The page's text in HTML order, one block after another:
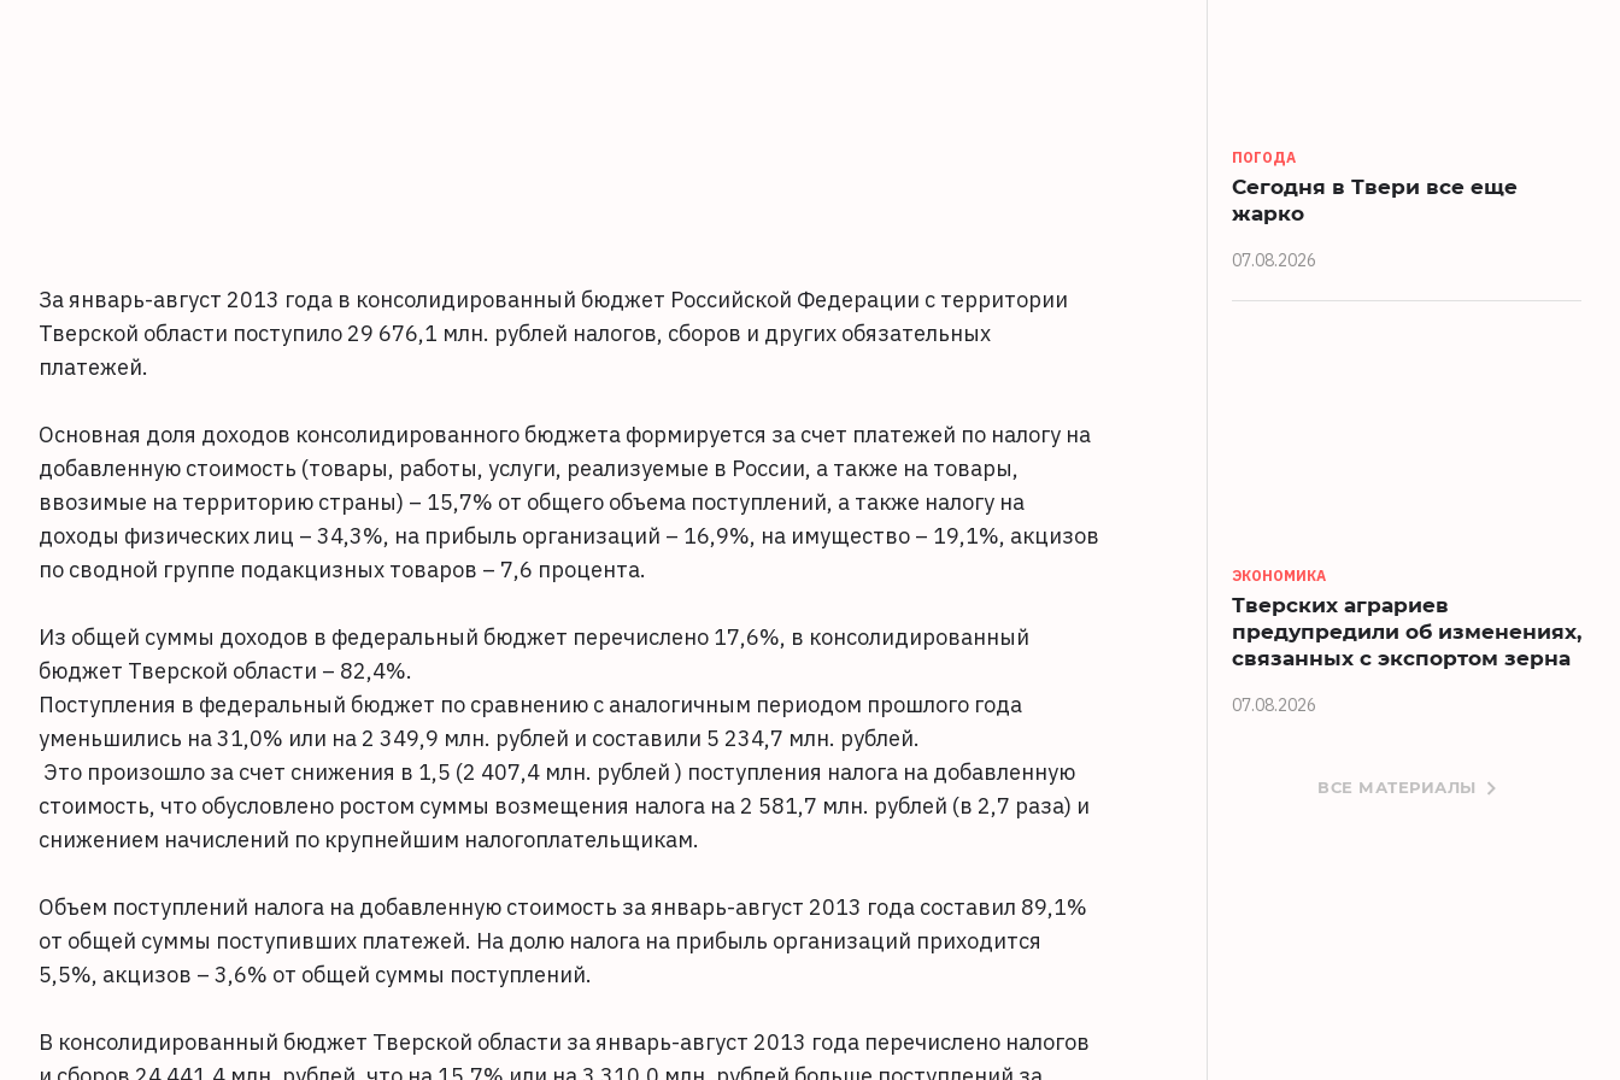
За январь-август 2013 года в консолидированный бюджет Российской Федерации с территории
Тверской области поступило 29 676,1 млн. рублей налогов, сборов и других обязательных
платежей.
Основная доля доходов консолидированного бюджета формируется за счет платежей по налогу на
добавленную стоимость (товары, работы, услуги, реализуемые в России, а также на товары,
ввозимые на территорию страны) – 15,7% от общего объема поступлений, а также налогу на
доходы физических лиц – 34,3%, на прибыль организаций – 16,9%, на имущество – 19,1%, акцизов
по сводной группе подакцизных товаров – 7,6 процента.
Из общей суммы доходов в федеральный бюджет перечислено 17,6%, в консолидированный
бюджет Тверской области – 82,4%.
Поступления в федеральный бюджет по сравнению с аналогичным периодом прошлого года
уменьшились на 31,0% или на 2 349,9 млн. рублей и составили 5 234,7 млн. рублей.
Это произошло за счет снижения в 1,5 (2 407,4 млн. рублей ) поступления налога на добавленную
стоимость, что обусловлено ростом суммы возмещения налога на 2 581,7 млн. рублей (в 2,7 раза) и
снижением начислений по крупнейшим налогоплательщикам.
Объем поступлений налога на добавленную стоимость за январь-август 2013 года составил 89,1%
от общей суммы поступивших платежей. На долю налога на прибыль организаций приходится
5,5%, акцизов – 3,6% от общей суммы поступлений.
В консолидированный бюджет Тверской области за январь-август 2013 года перечислено налогов
ПОГОДА
Сегодня в Твери все еще
жарко
07.08.2026
ЭКОНОМИКА
Тверских аграриев
предупредили об изменениях,
связанных с экспортом зерна
07.08.2026
ВСЕ МАТЕРИАЛЫ